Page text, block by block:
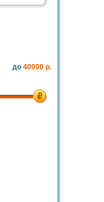
до 40000 р.